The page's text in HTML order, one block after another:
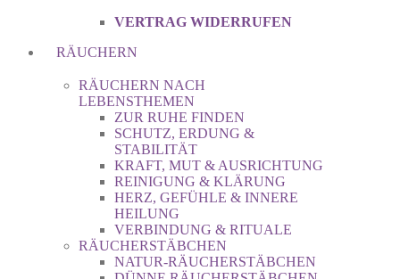
VERTRAG WIDERRUFEN
RÄUCHERN
RÄUCHERN NACH
LEBENSTHEMEN
ZUR RUHE FINDEN
SCHUTZ, ERDUNG &
STABILITÄT
KRAFT, MUT & AUSRICHTUNG
REINIGUNG & KLÄRUNG
HERZ, GEFÜHLE & INNERE
HEILUNG
VERBINDUNG & RITUALE
RÄUCHERSTÄBCHEN
NATUR-RÄUCHERSTÄBCHEN